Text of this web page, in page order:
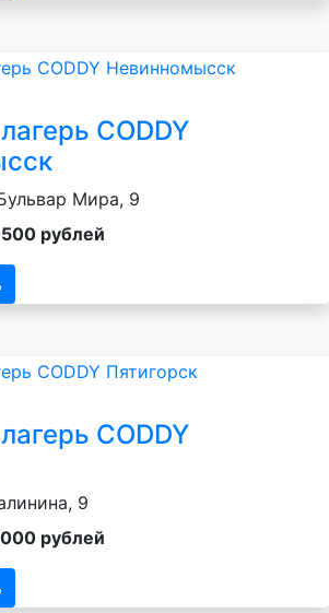
CODDY
Мира, 9
рублей
CODDY
9
рублей